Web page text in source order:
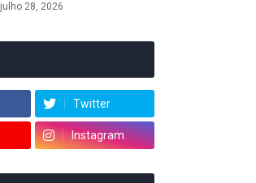
julho 28, 2026
Twitter
Instagram